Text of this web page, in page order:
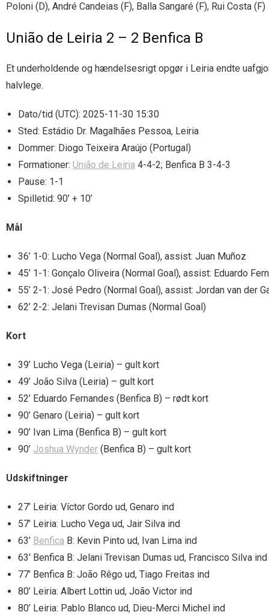
Poloni (D), André Candeias (F), Balla Sangaré (F), Rui Costa (F)
União de Leiria 2 – 2 Benfica B
Et underholdende og hændelsesrigt opgør i Leiria endte
halvlege.
Dato/tid (UTC): 2025-11-30 15:30
Sted: Estádio Dr. Magalhães Pessoa, Leiria
Dommer: Diogo Teixeira Araújo (Portugal)
Formationer: União de Leiria 4-4-2; Benfica B 3-4-3
Pause: 1-1
Spilletid: 90’ + 10’
Mål
36’ 1-0: Lucho Vega (Normal Goal), assist: Juan Muñoz
45’ 1-1: Gonçalo Oliveira (Normal Goal), assist: Eduardo
55’ 2-1: José Pedro (Normal Goal), assist: Jordan van der
62’ 2-2: Jelani Trevisan Dumas (Normal Goal)
Kort
39’ Lucho Vega (Leiria) – gult kort
49’ João Silva (Leiria) – gult kort
52’ Eduardo Fernandes (Benfica B) – rødt kort
90’ Genaro (Leiria) – gult kort
90’ Ivan Lima (Benfica B) – gult kort
90’ Joshua Wynder (Benfica B) – gult kort
Udskiftninger
27’ Leiria: Víctor Gordo ud, Genaro ind
57’ Leiria: Lucho Vega ud, Jair Silva ind
63’ Benfica B: Kevin Pinto ud, Ivan Lima ind
63’ Benfica B: Jelani Trevisan Dumas ud, Francisco Silva ind
77’ Benfica B: João Rêgo ud, Tiago Freitas ind
80’ Leiria: Albert Lottin ud, João Victor ind
80’ Leiria: Pablo Blanco ud, Dieu-Merci Michel ind